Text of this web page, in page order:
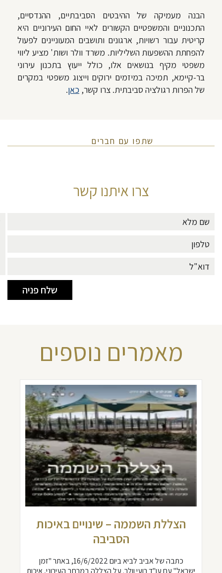
הבנה מעמיקה של ההיבטים הסביבתיים, ההנדסיים,
התכנוניים והמשפטיים הקשורים לאיי החום העירוניים היא
קריטית עבור רשויות, ארגונים ותושבים המעוניינים לפעול
להפחתת ההשפעות השליליות. משרד וולר ושות' מציע ליווי
משפטי מקיף בנושאים אלו, כולל ייעוץ בתכנון עירוני
בר-קיימא, תמיכה במיזמים ירוקים וייצוג משפטי במקרים
של הפרות רגולציה סביבתית. צרו קשר, כאן.
שתפו עם חברים
צרו איתנו קשר
מאמרים נוספים
הצללת השממה – שינויים באיכות
הסביבה
כתבה של אביב לביא ביום 16/6/2022, באתר "זמן
ישראל" עם עו"ד רועי וולר. על הצללה במרחב העירוני, איכות